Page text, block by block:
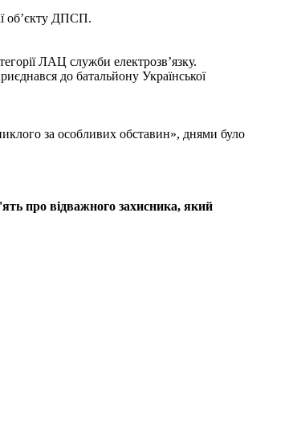
об’єкту ДПСП.
ЛАЦ служби електрозв’язку.
до батальйону Української
за особливих обставин», днями було
про відважного захисника, який